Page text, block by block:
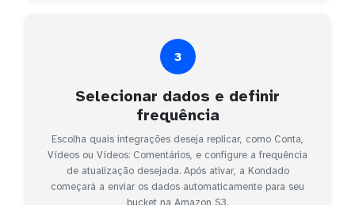
3
Selecionar dados e definir
frequência
Escolha quais integrações deseja replicar, como Conta,
Vídeos ou Vídeos: Comentários, e configure a frequência
de atualização desejada. Após ativar, a Kondado
começará a enviar os dados automaticamente para seu